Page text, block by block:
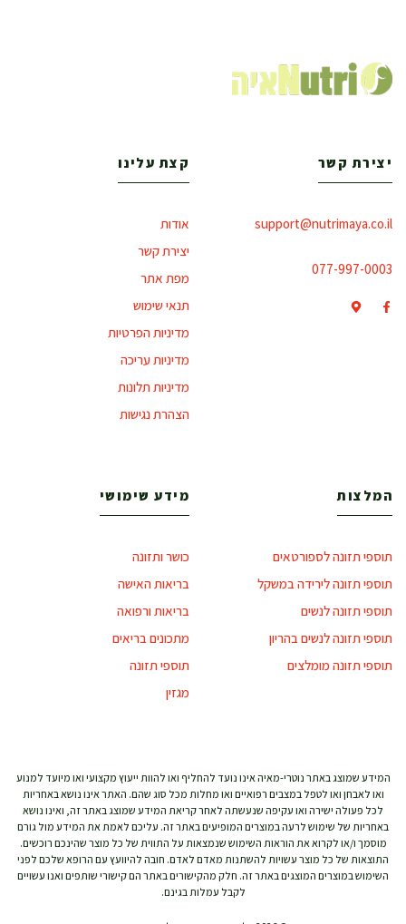
יצירת קשר
support@nutrimaya.co.il
077-997-0003
קצת עלינו
אודות
יצירת קשר
מפת אתר
תנאי שימוש
מדיניות הפרטיות
מדיניות עריכה
מדיניות תלונות
הצהרת נגישות
המלצות
תוספי תזונה לספורטאים
תוספי תזונה לירידה במשקל
תוספי תזונה לנשים
תוספי תזונה לנשים בהריון
תוספי תזונה מומלצים
מידע שימושי
כושר ותזונה
בריאות האישה
בריאות ורפואה
מתכונים בריאים
תוספי תזונה
מגזין
המידע שמוצג באתר נוטרי-מאיה אינו נועד להחליף ואו להוות ייעוץ מקצועי ואו מיועד למנוע
ואו לאבחן ואו לטפל במצבים רפואיים ואו מחלות מכל סוג שהם. האתר אינו נושא באחריות
לכל פעולה ישירה ואו עקיפה שנעשתה לאחר קריאת המידע שמוצג באתר זה, ואינו נושא
באחריות של שימוש לרעה במוצרים המופיעים באתר זה. עליכם לאמת את המידע מול גורם
מוסמך ו/או לקרוא את הוראות השימוש שנמצאות על התווית של כל מוצר שהינכם רוכשים.
התוצאות של כל מוצר עשויות להשתנות מאדם לאדם. חובה להיוועץ עם הרופא שלכם לפני
השימוש במוצרים המוצגים באתר זה. חלק מהקישורים באתר הם קישורי שותפים ואנו עשויים
לקבל עמלות בגינם.